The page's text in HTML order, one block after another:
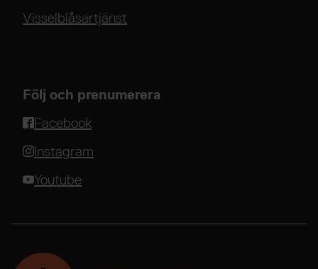
Visselblåsartjänst
Följ och prenumerera
Facebook
Instagram
Youtube